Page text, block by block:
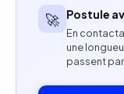
Personne
Capacité à
🚀 Postule
En
une
passent